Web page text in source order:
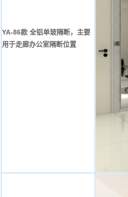
YA-86款 全铝单玻隔断，主要
用于走廊办公室隔断位置